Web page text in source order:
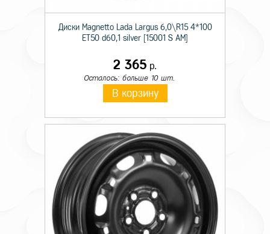
Диски Magnetto Lada Largus 6,0\R15 4*100
ET50 d60,1 silver [15001 S AM]
2 365 р.
Осталось: больше 10 шт.
В корзину